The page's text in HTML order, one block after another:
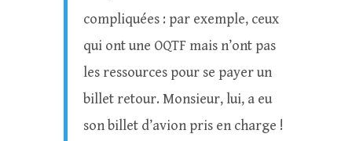
compliquées : par exemple, ceux
qui ont une OQTF mais n’ont pas
les ressources pour se payer un
billet retour. Monsieur, lui, a eu
son billet d’avion pris en charge !